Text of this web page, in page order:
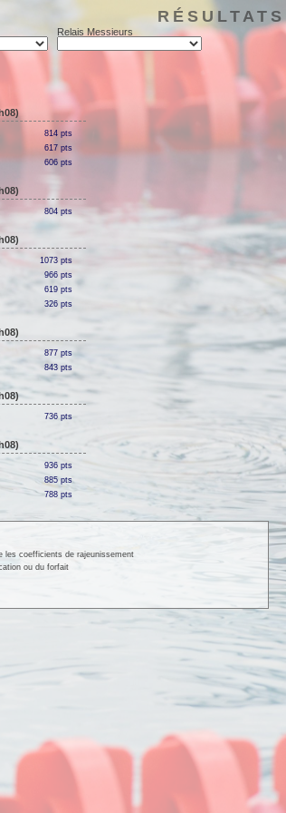
RÉSULTATS
Relais Messieurs
814 pts
617 pts
606 pts
804 pts
1073 pts
966 pts
619 pts
326 pts
877 pts
843 pts
736 pts
936 pts
885 pts
788 pts
les coefficients de rajeunissement
ou du forfait